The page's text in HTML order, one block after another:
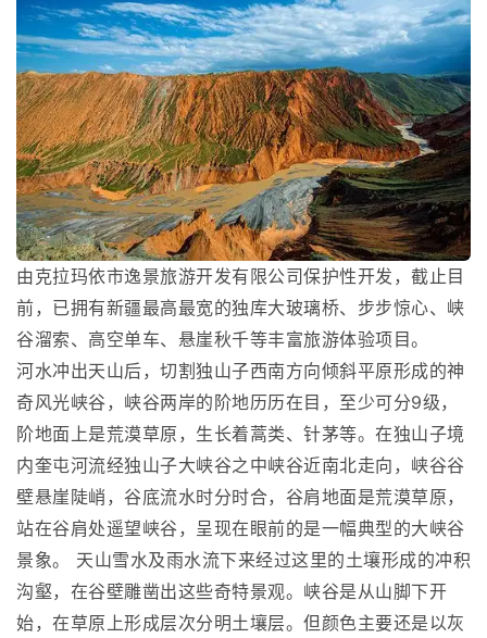
由克拉玛依市逸景旅游开发有限公司保护性开发，截止目
前，已拥有新疆最高最宽的独库大玻璃桥、步步惊心、峡
谷溜索、高空单车、悬崖秋千等丰富旅游体验项目。
河水冲出天山后，切割独山子西南方向倾斜平原形成的神
奇风光峡谷，峡谷两岸的阶地历历在目，至少可分9级，
阶地面上是荒漠草原，生长着蒿类、针茅等。在独山子境
内奎屯河流经独山子大峡谷之中峡谷近南北走向，峡谷谷
壁悬崖陡峭，谷底流水时分时合，谷肩地面是荒漠草原，
站在谷肩处遥望峡谷，呈现在眼前的是一幅典型的大峡谷
景象。 天山雪水及雨水流下来经过这里的土壤形成的冲积
沟壑，在谷壁雕凿出这些奇特景观。峡谷是从山脚下开
始，在草原上形成层次分明土壤层。但颜色主要还是以灰